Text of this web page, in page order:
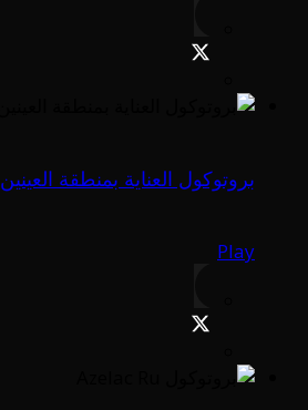
بروتوكول العناية بمنطقة العينين
Play